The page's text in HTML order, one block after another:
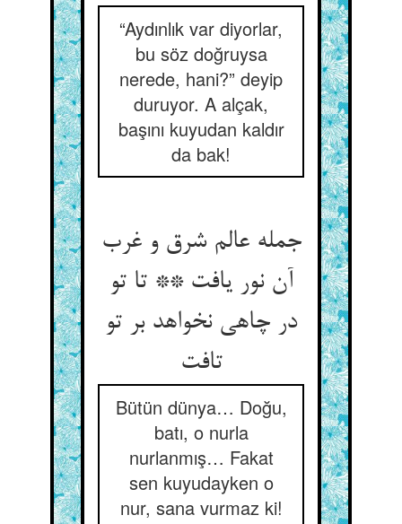
“Aydınlık var diyorlar,
bu söz doğruysa
nerede, hani?” deyip
duruyor. A alçak,
başını kuyudan kaldır
da bak!
جمله عالم شرق و غرب
آن نور یافت ** تا تو
در چاهی نخواهد بر تو
تافت
Bütün dünya… Doğu,
batı, o nurla
nurlanmış… Fakat
sen kuyudayken o
nur, sana vurmaz ki!